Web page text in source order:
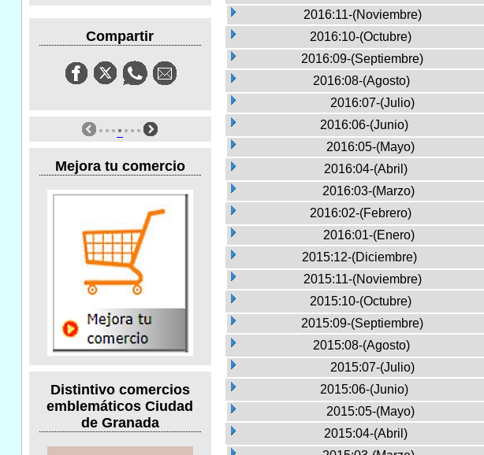
Compartir
Mejora tu comercio
Distintivo comercios
emblemáticos Ciudad
de Granada
2016:11-(Noviembre)
2016:10-(Octubre)
2016:09-(Septiembre)
2016:08-(Agosto)
2016:07-(Julio)
2016:06-(Junio)
2016:05-(Mayo)
2016:04-(Abril)
2016:03-(Marzo)
2016:02-(Febrero)
2016:01-(Enero)
2015:12-(Diciembre)
2015:11-(Noviembre)
2015:10-(Octubre)
2015:09-(Septiembre)
2015:08-(Agosto)
2015:07-(Julio)
2015:06-(Junio)
2015:05-(Mayo)
2015:04-(Abril)